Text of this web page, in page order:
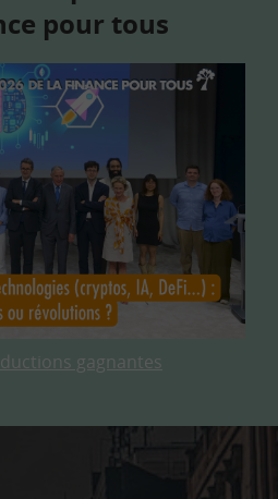
pour tous
gagnantes